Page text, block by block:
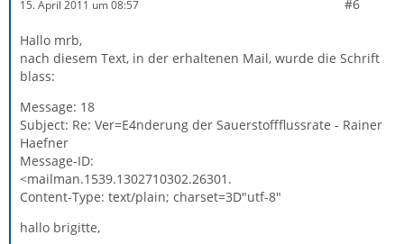
15. April 2011 um 08:57 #6
Hallo mrb,
nach diesem Text, in der erhaltenen Mail, wurde die Schrift
blass:
Message: 18
Subject: Re: Ver=E4nderung der Sauerstoffflussrate - Rainer
Haefner
Message-ID:
<mailman.1539.1302710302.26301.
Content-Type: text/plain; charset=3D"utf-8"
hallo brigitte,